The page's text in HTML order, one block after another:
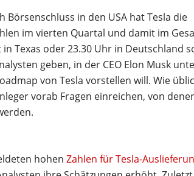
Börsenschluss in den USA hat Tesla die
im vierten Quartal und damit im
Texas oder 23.30 Uhr in Deutschland
geben, in der CEO Elon Musk
von Tesla vorstellen will. Wie
vorab Fragen einreichen, von
hohen Zahlen für Tesla-